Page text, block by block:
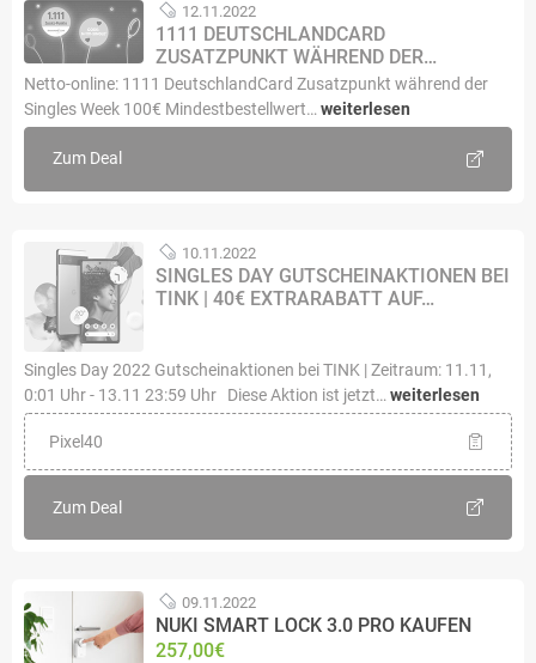
12.11.2022
1111 DEUTSCHLANDCARD
ZUSATZPUNKT WÄHREND DER…
Netto-online: 1111 DeutschlandCard Zusatzpunkt während der
Singles Week 100€ Mindestbestellwert… weiterlesen
Zum Deal
10.11.2022
SINGLES DAY GUTSCHEINAKTIONEN BEI
TINK | 40€ EXTRARABATT AUF…
Singles Day 2022 Gutscheinaktionen bei TINK | Zeitraum: 11.11,
0:01 Uhr - 13.11 23:59 Uhr Diese Aktion ist jetzt…weiterlesen
Pixel40
Zum Deal
09.11.2022
NUKI SMART LOCK 3.0 PRO KAUFEN
257,00€